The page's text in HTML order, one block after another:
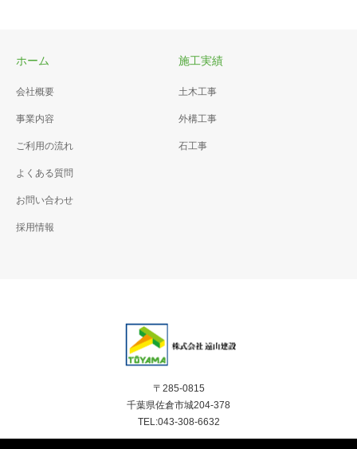
ホーム
会社概要
事業内容
ご利用の流れ
よくある質問
お問い合わせ
採用情報
施工実績
土木工事
外構工事
石工事
〒285-0815
千葉県佐倉市城204-378
TEL:043-308-6632